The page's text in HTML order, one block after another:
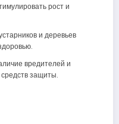
рост и
и деревьев
вредителей и
защиты.